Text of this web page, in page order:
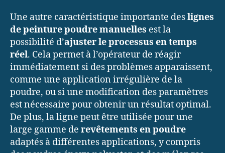
Une autre caractéristique importante deslignes
de peinture poudre manuelles est la
possibilité d’ajuster le processus en temps
réel. Cela permet à l’opérateur de réagir
immédiatement si des problèmes apparaissent,
comme une application irrégulière de la
poudre, ou si une modification des paramètres
est nécessaire pour obtenir un résultat optimal.
De plus, la ligne peut être utilisée pour une
large gamme de revêtements en poudre
adaptés à différentes applications, y compris